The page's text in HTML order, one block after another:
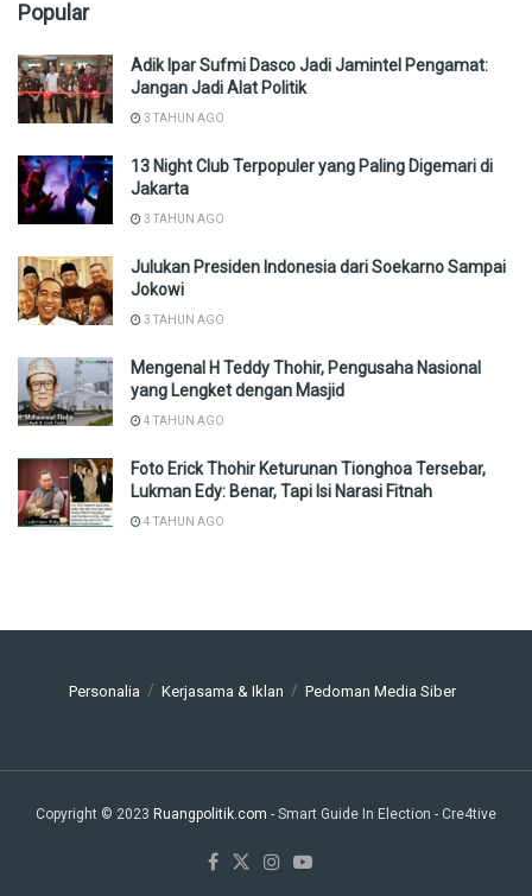
Popular
Adik Ipar Sufmi Dasco Jadi Jamintel Pengamat:
Jangan Jadi Alat Politik
3 TAHUN AGO
13 Night Club Terpopuler yang Paling Digemari di
Jakarta
3 TAHUN AGO
Julukan Presiden Indonesia dari Soekarno Sampai
Jokowi
3 TAHUN AGO
Mengenal H Teddy Thohir, Pengusaha Nasional
yang Lengket dengan Masjid
4 TAHUN AGO
Foto Erick Thohir Keturunan Tionghoa Tersebar,
Lukman Edy: Benar, Tapi Isi Narasi Fitnah
4 TAHUN AGO
Personalia Kerjasama & Iklan Pedoman Media Siber
Copyright © 2023 Ruangpolitik.com - Smart Guide In Election - Cre4tive